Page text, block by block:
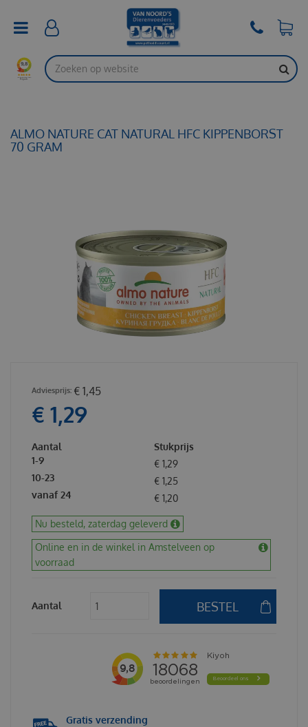
ALMO NATURE CAT NATURAL HFC KIPPENBORST
70 GRAM
€ 1,45
€ 1,29
Aantal
Stukprijs
1-9
€ 1,29
10-23
€ 1,25
vanaf 24
€ 1,20
Nu besteld, zaterdag geleverd
Online en in de winkel in Amstelveen op
voorraad
Aantal
Gratis verzending